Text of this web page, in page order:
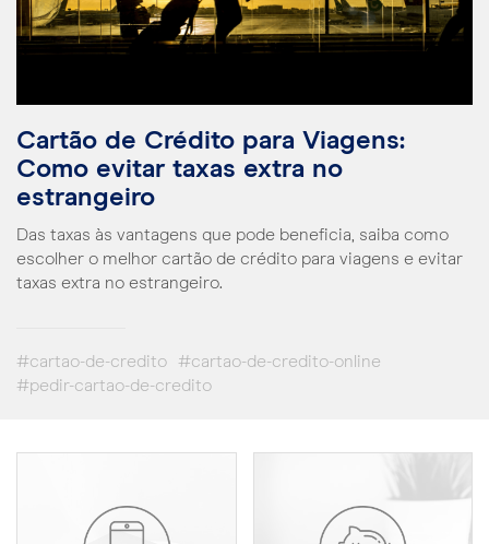
Cartão de Crédito para Viagens:
Como evitar taxas extra no
estrangeiro
Das taxas às vantagens que pode beneficia, saiba como
escolher o melhor cartão de crédito para viagens e evitar
taxas extra no estrangeiro.
#cartao-de-credito
#cartao-de-credito-online
#pedir-cartao-de-credito